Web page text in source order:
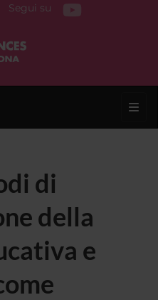
Segui su
di
della
e